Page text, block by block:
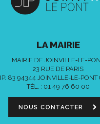
LA MAIRIE
MAIRIE DE JOINVILLE-LE-
23 RUE DE PARIS
83 94344 JOINVILLE-LE-PONT
TÉL. : 01 49 76 60 00
NOUS CONTACTER